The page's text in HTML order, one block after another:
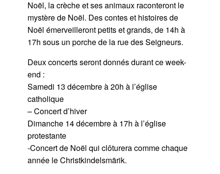
Noël, la crèche et ses animaux raconteront le
mystère de Noël. Des contes et histoires de
Noël émerveilleront petits et grands, de 14h à
17h sous un porche de la rue des Seigneurs.
Deux concerts seront donnés durant ce week-
end :
Samedi 13 décembre à 20h à l’église
catholique
– Concert d’hiver
Dimanche 14 décembre à 17h à l’église
protestante
-Concert de Noël qui clôturera comme chaque
année le Christkindelsmärik.